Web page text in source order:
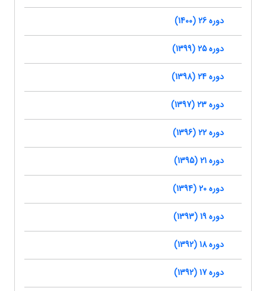
دوره 26 (1400)
دوره 25 (1399)
دوره 24 (1398)
دوره 23 (1397)
دوره 22 (1396)
دوره 21 (1395)
دوره 20 (1394)
دوره 19 (1393)
دوره 18 (1392)
دوره 17 (1392)